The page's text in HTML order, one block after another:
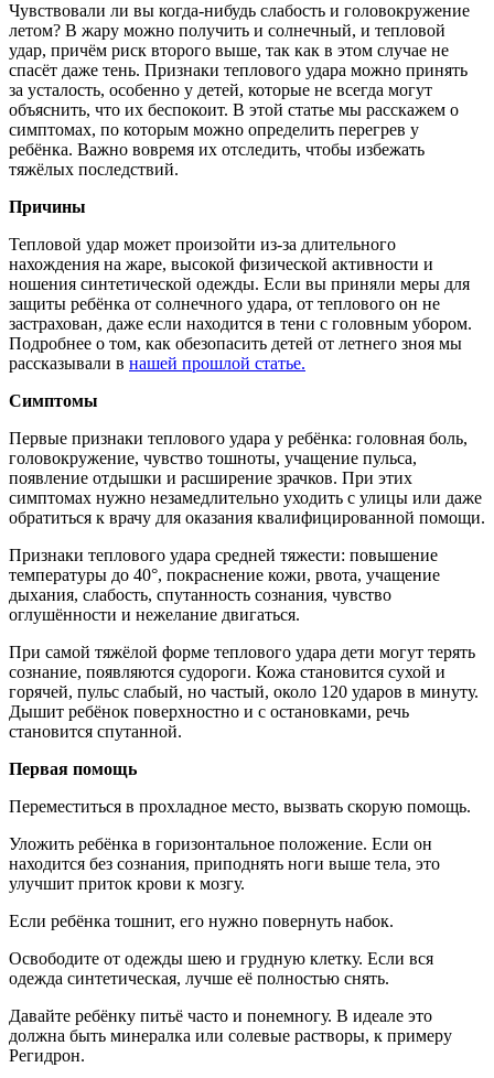
Чувствовали ли вы когда-нибудь слабость и головокружение
летом? В жару можно получить и солнечный, и тепловой
удар, причём риск второго выше, так как в этом случае не
спасёт даже тень. Признаки теплового удара можно принять
за усталость, особенно у детей, которые не всегда могут
объяснить, что их беспокоит. В этой статье мы расскажем о
симптомах, по которым можно определить перегрев у
ребёнка. Важно вовремя их отследить, чтобы избежать
тяжёлых последствий.
Причины
Тепловой удар может произойти из-за длительного
нахождения на жаре, высокой физической активности и
ношения синтетической одежды. Если вы приняли меры для
защиты ребёнка от солнечного удара, от теплового он не
застрахован, даже если находится в тени с головным убором.
Подробнее о том, как обезопасить детей от летнего зноя мы
рассказывали в нашей прошлой статье.
Симптомы
Первые признаки теплового удара у ребёнка: головная боль,
головокружение, чувство тошноты, учащение пульса,
появление отдышки и расширение зрачков. При этих
симптомах нужно незамедлительно уходить с улицы или даже
обратиться к врачу для оказания квалифицированной помощи.
Признаки теплового удара средней тяжести: повышение
температуры до 40°, покраснение кожи, рвота, учащение
дыхания, слабость, спутанность сознания, чувство
оглушённости и нежелание двигаться.
При самой тяжёлой форме теплового удара дети могут терять
сознание, появляются судороги. Кожа становится сухой и
горячей, пульс слабый, но частый, около 120 ударов в минуту.
Дышит ребёнок поверхностно и с остановками, речь
становится спутанной.
Первая помощь
Переместиться в прохладное место, вызвать скорую помощь.
Уложить ребёнка в горизонтальное положение. Если он
находится без сознания, приподнять ноги выше тела, это
улучшит приток крови к мозгу.
Если ребёнка тошнит, его нужно повернуть набок.
Освободите от одежды шею и грудную клетку. Если вся
одежда синтетическая, лучше её полностью снять.
Давайте ребёнку питьё часто и понемногу. В идеале это
должна быть минералка или солевые растворы, к примеру
Регидрон.